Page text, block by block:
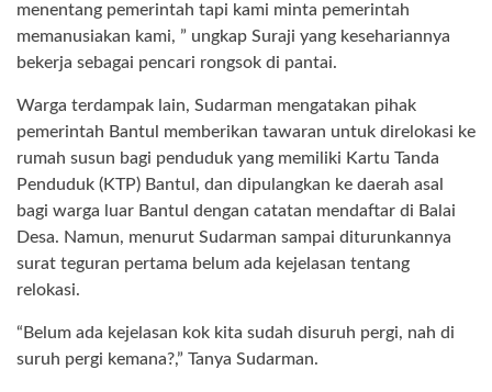
menentang pemerintah tapi kami minta pemerintah
memanusiakan kami, ” ungkap Suraji yang kesehariannya
bekerja sebagai pencari rongsok di pantai.
Warga terdampak lain, Sudarman mengatakan pihak
pemerintah Bantul memberikan tawaran untuk direlokasi ke
rumah susun bagi penduduk yang memiliki Kartu Tanda
Penduduk (KTP) Bantul, dan dipulangkan ke daerah asal
bagi warga luar Bantul dengan catatan mendaftar di Balai
Desa. Namun, menurut Sudarman sampai diturunkannya
surat teguran pertama belum ada kejelasan tentang
relokasi.
“Belum ada kejelasan kok kita sudah disuruh pergi, nah di
suruh pergi kemana?,” Tanya Sudarman.